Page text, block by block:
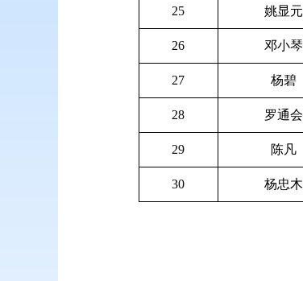
25 姚显元
26 邓小琴
27 杨碧
28 罗通会
29 陈凡
30 杨忠木